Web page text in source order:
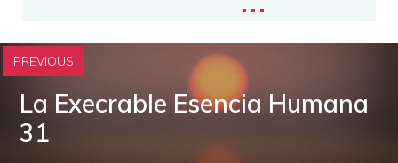
PREVIOUS
La Execrable Esencia Humana
31